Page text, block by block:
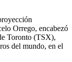
Orrego, encabezó
Toronto (TSX),
del mundo, en el